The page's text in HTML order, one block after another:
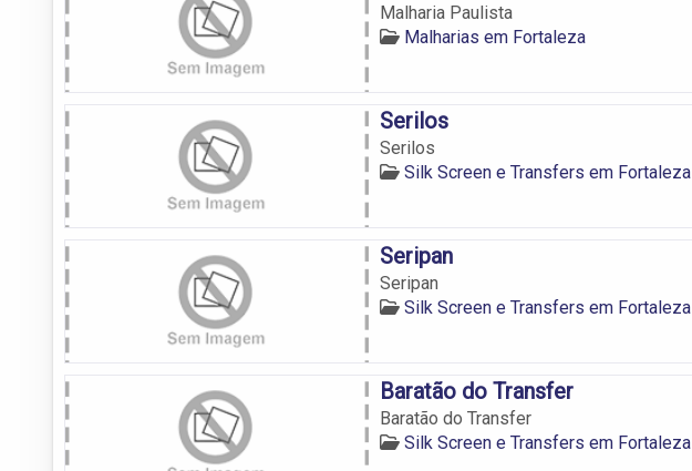
Malharia Paulista
Malharias em Fortaleza
Serilos
Serilos
Silk Screen e Transfers em Fortaleza
Seripan
Seripan
Silk Screen e Transfers em Fortaleza
Baratão do Transfer
Baratão do Transfer
Silk Screen e Transfers em Fortaleza